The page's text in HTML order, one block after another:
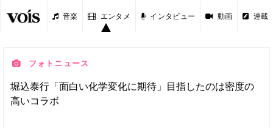
音楽 エンタメ インタビュー 動画 連載
フォトニュース
堀込泰行「面白い化学変化に期待」目指したのは密度の
高いコラボ